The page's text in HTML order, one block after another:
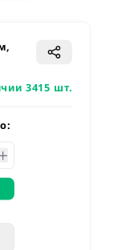
3415 шт.